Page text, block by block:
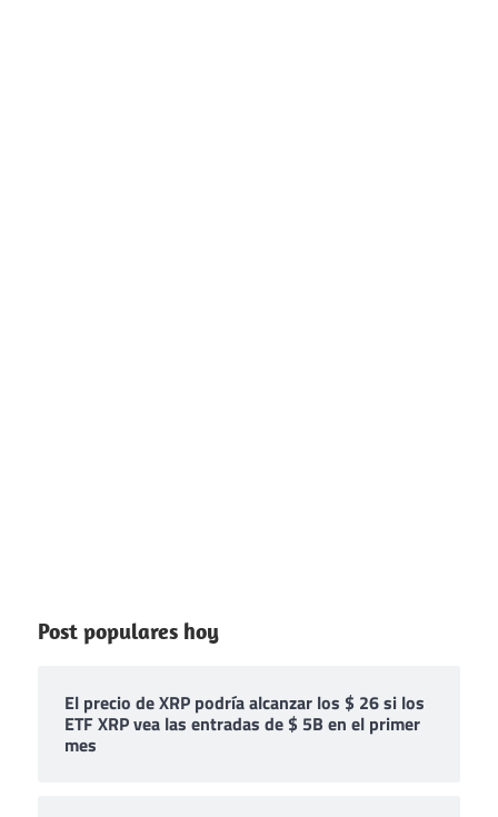
Post populares hoy
El precio de XRP podría alcanzar los $ 26 si los
ETF XRP vea las entradas de $ 5B en el primer
mes